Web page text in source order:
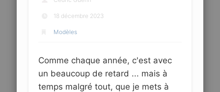
18 décembre 2023
Modèles
Comme chaque année, c'est avec
un beaucoup de retard ... mais à
temps malgré tout, que je mets à